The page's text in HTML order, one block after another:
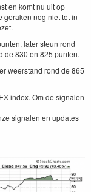
en komt nu uit op
geraken nog niet tot in
later steun rond
de 830 en 825 punten.
weerstand rond de 865
index. Om de signalen
signalen en updates